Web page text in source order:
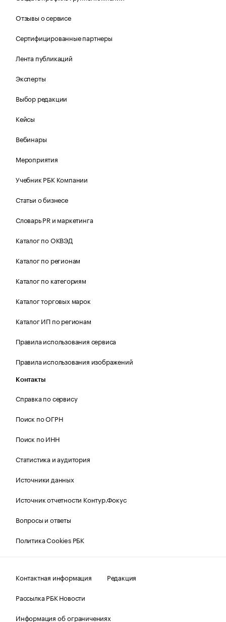
Отзывы о сервисе
Сертифицированные партнеры
Лента публикаций
Эксперты
Выбор редакции
Кейсы
Вебинары
Мероприятия
Учебник РБК Компании
Статьи о бизнесе
Словарь PR и маркетинга
Каталог по ОКВЭД
Каталог по регионам
Каталог по категориям
Каталог торговых марок
Каталог ИП по регионам
Правила использования сервиса
Правила использования изображений
Контакты
Справка по сервису
Поиск по ОГРН
Поиск по ИНН
Статистика и аудитория
Источники данных
Источник отчетности Контур.Фокус
Вопросы и ответы
Политика Cookies РБК
Контактная информация
Редакция
Рассылка РБК Новости
Информация об ограничениях